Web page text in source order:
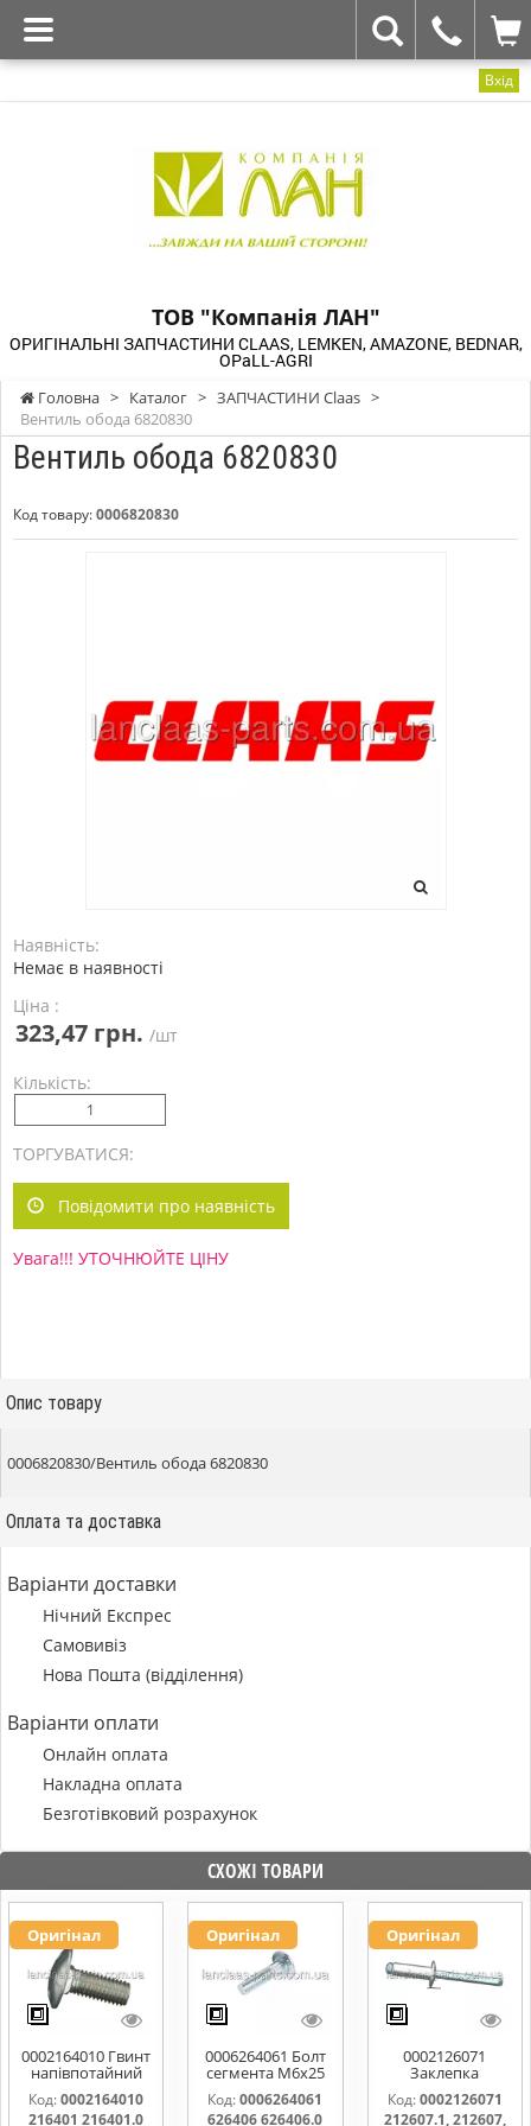
Вхід
ТОВ "Компанія ЛАН"
ОРИГІНАЛЬНІ ЗАПЧАСТИНИ CLAAS, LEMKEN, AMAZONE, BEDNAR,
OPaLL-AGRI
Головна > Каталог > ЗАПЧАСТИНИ Claas >
Вентиль обода 6820830
Вентиль обода 6820830
Код товару:0006820830
Наявність:
Немає в наявності
Ціна :
323,47 грн. /шт
Кількість:
ТОРГУВАТИСЯ:
Повідомити про наявність
Увага!!! УТОЧНЮЙТЕ ЦІНУ
Опис товару
0006820830/Вентиль обода 6820830
Оплата та доставка
Варіанти доставки
Нічний Експрес
Самовивіз
Нова Пошта (відділення)
Варіанти оплати
Онлайн оплата
Накладна оплата
Безготівковий розрахунок
СХОЖІ ТОВАРИ
Оригінал
0002164010 Гвинт
напівпотайний
М10х25х20
216401 216401.0
Код:0002164010
216401 216401.0
Оригінал
0006264061 Болт
сегмента М6х25
626406 626406.0
626406.1
Код: 0006264061
626406 626406.0
Оригінал
0002126071
Заклепка
(6.4х20мм)
212607.1, 212607,
Код:0002126071
212607.1, 212607,